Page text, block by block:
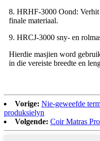
8. HRHF-3000 Oond: Verhit
finale materiaal.
9. HRCJ-3000 sny- en
Hierdie masjien word
in die vereiste breedte en
Vorige: Nie-geweefde
produksielyn
Volgende: Coir Matras